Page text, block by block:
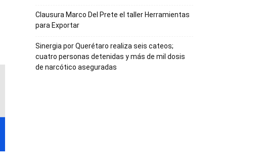
Clausura Marco Del Prete el taller Herramientas
para Exportar
Sinergia por Querétaro realiza seis cateos;
cuatro personas detenidas y más de mil dosis
de narcótico aseguradas